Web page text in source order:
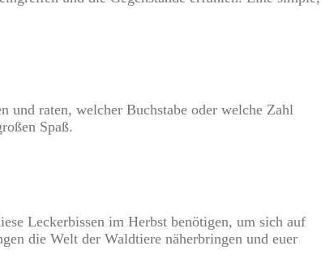
und raten, welcher Buchstabe oder welche Zahl
Spaß.
Leckerbissen im Herbst benötigen, um sich auf
die Welt der Waldtiere näherbringen und euer